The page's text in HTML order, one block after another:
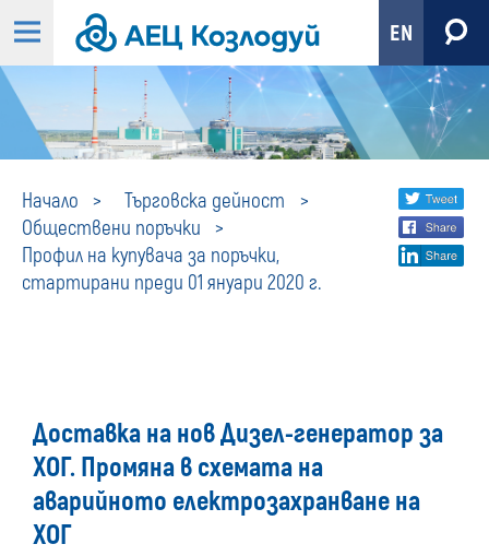
EN
Начало
Търговска дейност
Обществени поръчки
Профил на купувача за поръчки,
стартирани преди 01 януари 2020 г.
Профил
на
поръчки,
стартирани
преди
Share
social
Доставка на нов Дизел-генератор за
ХОГ. Промяна в схемата на
аварийното електрозахранване на
ХОГ